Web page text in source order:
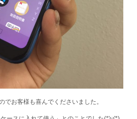
でお客様も喜んでくださいました。